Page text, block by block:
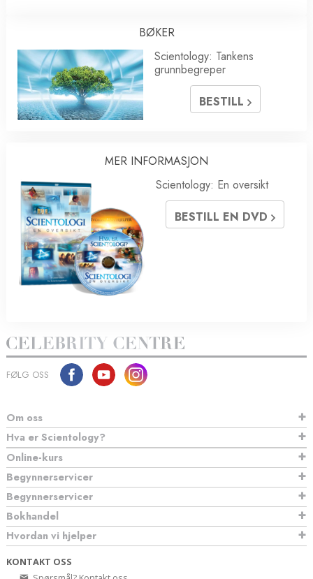
BØKER
Scientology: Tankens
grunnbegreper
BESTILL
MER INFORMASJON
Scientology: En oversikt
BESTILL EN DVD
FØLG OSS
Om oss
Hva er Scientology?
Online-kurs
Begynnerservicer
Begynnerservicer
Bokhandel
Hvordan vi hjelper
KONTAKT OSS